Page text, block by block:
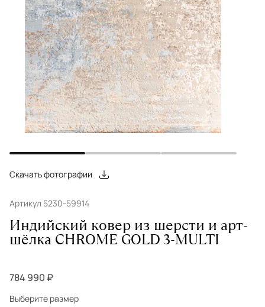
Скачать фотографии
Артикул 5230-59914
Индийский ковер из шерсти и арт-
шёлка CHROME GOLD 3-MULTI
784 990 ₽
Выберите размер